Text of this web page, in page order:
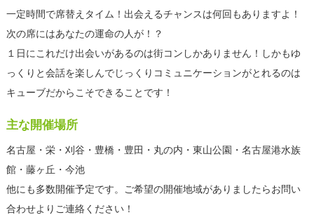
一定時間で席替えタイム！出会えるチャンスは何回もありますよ！
次の席にはあなたの運命の人が！？
１日にこれだけ出会いがあるのは街コンしかありません！しかもゆ
っくりと会話を楽しんでじっくりコミュニケーションがとれるのは
キューブだからこそできることです！
主な開催場所
名古屋・栄・刈谷・豊橋・豊田・丸の内・東山公園・名古屋港水族
館・藤ヶ丘・今池
他にも多数開催予定です。ご希望の開催地域がありましたらお問い
合わせよりご連絡ください！